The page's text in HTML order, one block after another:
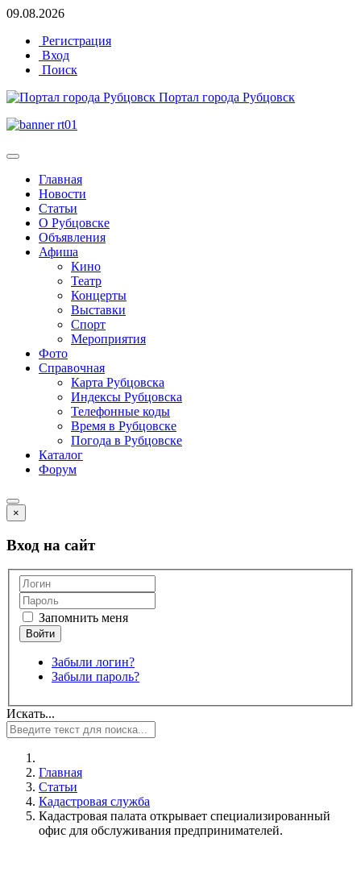
09.08.2026
Регистрация
Вход
Поиск
Портал города Рубцовск
Главная
Новости
Статьи
О Рубцовске
Объявления
Афиша
Кино
Театр
Концерты
Выставки
Спорт
Мероприятия
Фото
Справочная
Карта Рубцовска
Индексы Рубцовска
Телефонные коды
Время в Рубцовске
Погода в Рубцовске
Каталог
Форум
×
Вход на сайт
Запомнить меня
Забыли логин?
Забыли пароль?
Искать...
Главная
Статьи
Кадастровая служба
Кадастровая палата открывает специализированный
офис для обслуживания предпринимателей.